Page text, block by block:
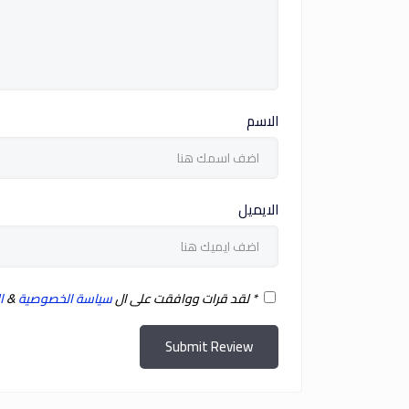
الاسم
الايميل
*لقد قرات ووافقت على السياسة الخصوصية&
Submit Review